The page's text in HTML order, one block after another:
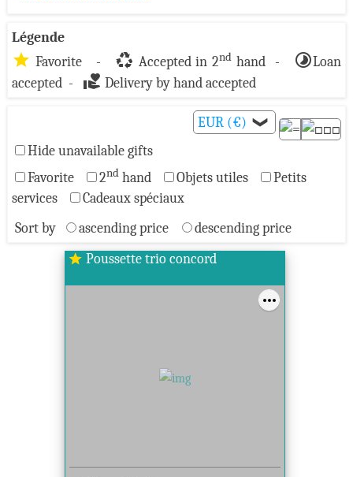
Légende
star Favorite - recycling Accepted in 2nd hand - timelapseLoan
accepted - volunteer_activism Delivery by hand accepted
EUR (€)❯
Hide unavailable gifts
Favorite
2nd hand Objets utiles
Petits
services
Cadeaux spéciaux
Sort by
ascending price descending price
star Poussette trio concord